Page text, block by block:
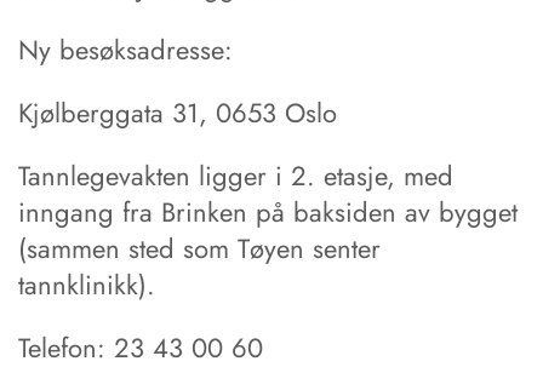
Ny besøksadresse:
Kjølberggata 31, 0653 Oslo
Tannlegevakten ligger i 2. etasje, med
inngang fra Brinken på baksiden av bygget
(sammen sted som Tøyen senter
tannklinikk).
Telefon: 23 43 00 60